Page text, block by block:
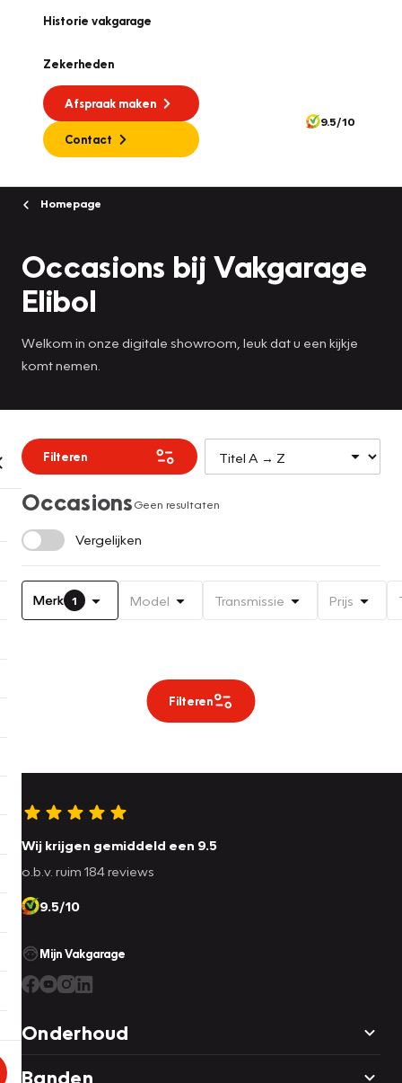
Historie vakgarage
Zekerheden
Afspraak maken
Contact
9.5/10
Homepage
Occasions bij Vakgarage
Elibol
Welkom in onze digitale showroom, leuk dat u een kijkje
komt nemen.
Filteren
OccasionsGeen resultaten
Vergelijken
Merk 1 Model Transmissie Prijs
Filteren
Wij krijgen gemiddeld een 9.5
o.b.v. ruim 184 reviews
9.5/10
Mijn Vakgarage
Onderhoud
Banden